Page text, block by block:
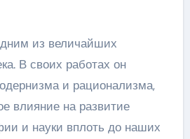
из величайших
В своих работах он
и рационализма,
влияние на развитие
и науки вплоть до наших